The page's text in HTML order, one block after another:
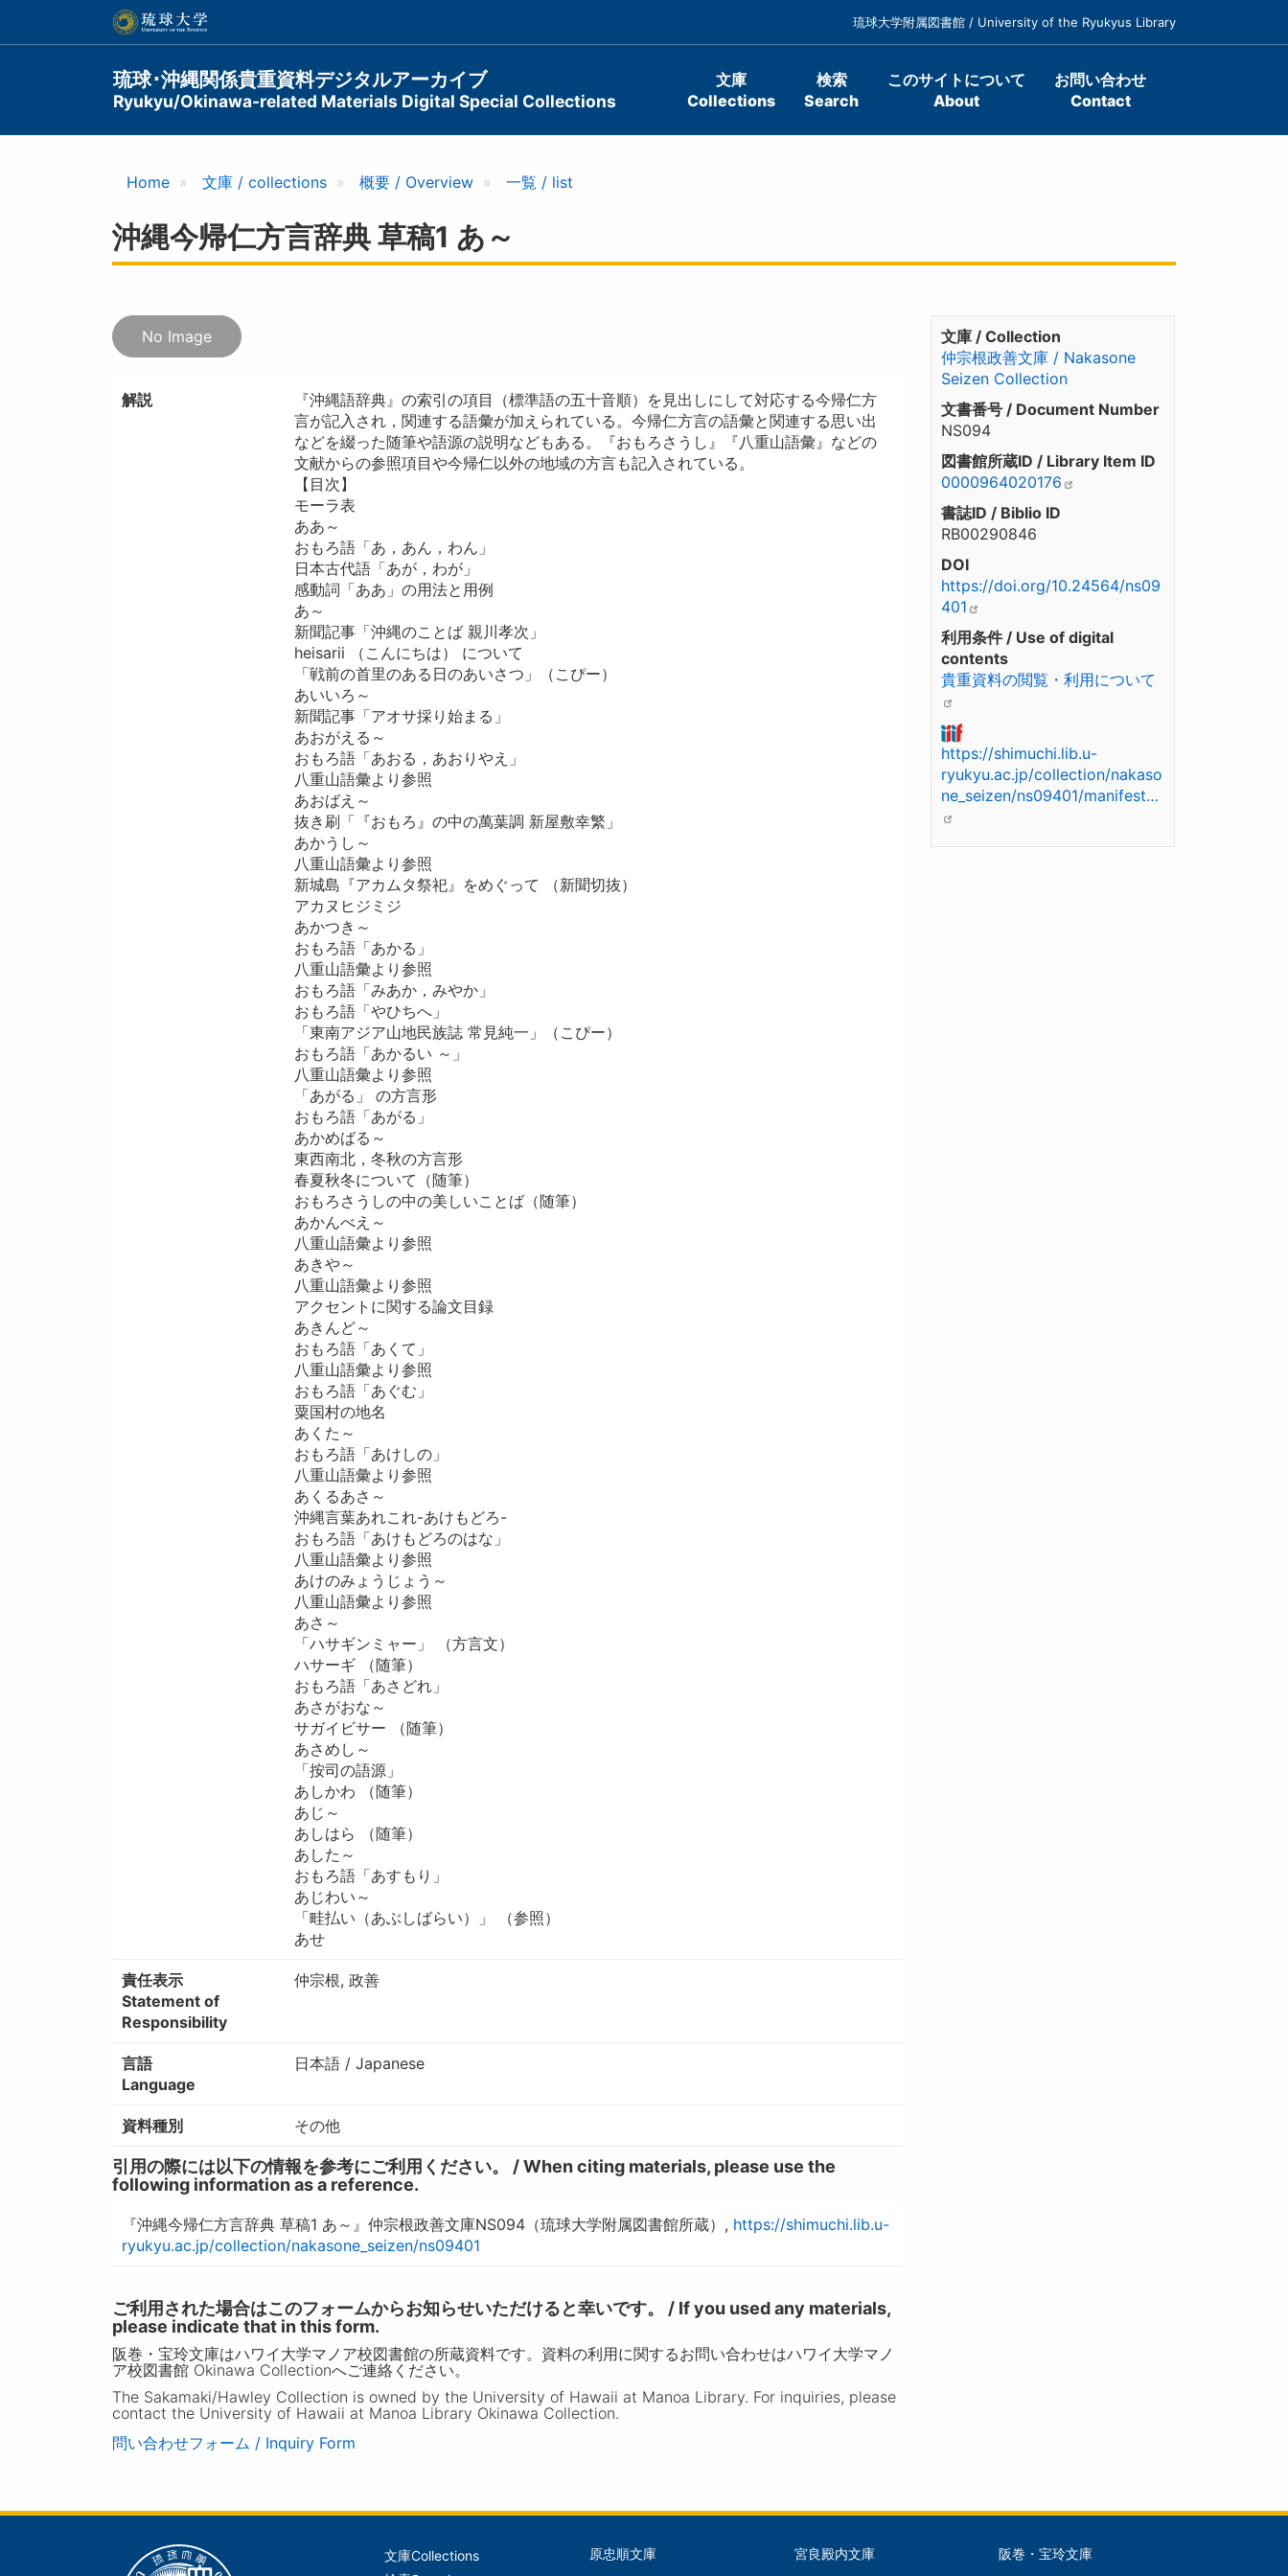
ン
琉球大学附属図書館 / University of the Ryukyus Library
琉球･沖縄関係貴重資料デジタルアーカイブ
Ryukyu/Okinawa-related Materials Digital Special Collections
Main
navigation
文庫
Collections
検索
Search
このサイトについて
About
お問い合わせ
Contact
Home 文庫 / collections 概要 / Overview 一覧 / list
沖縄今帰仁方言辞典 草稿1 あ～
No Image
解説
『沖縄語辞典』の索引の項目（標準語の五十音順）を見出しにして対応する今帰仁方
言が記入され，関連する語彙が加えられている。今帰仁方言の語彙と関連する思い出
などを綴った随筆や語源の説明などもある。『おもろさうし』『八重山語彙』などの
文献からの参照項目や今帰仁以外の地域の方言も記入されている。
【目次】
モーラ表
ああ～
おもろ語「あ，あん，わん」
日本古代語「あが，わが」
感動詞「ああ」の用法と用例
あ～
新聞記事「沖縄のことば 親川孝次」
heisarii （こんにちは） について
「戦前の首里のある日のあいさつ」（こぴー）
あいいろ～
新聞記事「アオサ採り始まる」
あおがえる～
おもろ語「あおる，あおりやえ」
八重山語彙より参照
あおばえ～
抜き刷「『おもろ』の中の萬葉調 新屋敷幸繁」
あかうし～
八重山語彙より参照
新城島『アカムタ祭祀』をめぐって （新聞切抜）
アカヌヒジミジ
あかつき～
おもろ語「あかる」
八重山語彙より参照
おもろ語「みあか，みやか」
おもろ語「やひちへ」
「東南アジア山地民族誌 常見純一」（こぴー）
おもろ語「あかるい ～」
八重山語彙より参照
「あがる」 の方言形
おもろ語「あがる」
あかめばる～
東西南北，冬秋の方言形
春夏秋冬について（随筆）
おもろさうしの中の美しいことば（随筆）
あかんべえ～
八重山語彙より参照
あきや～
八重山語彙より参照
アクセントに関する論文目録
あきんど～
おもろ語「あくて」
八重山語彙より参照
おもろ語「あぐむ」
粟国村の地名
あくた～
おもろ語「あけしの」
八重山語彙より参照
あくるあさ～
沖縄言葉あれこれ-あけもどろ-
おもろ語「あけもどろのはな」
八重山語彙より参照
あけのみょうじょう～
八重山語彙より参照
あさ～
「ハサギンミャー」 （方言文）
ハサーギ （随筆）
おもろ語「あさどれ」
あさがおな～
サガイビサー （随筆）
あさめし～
「按司の語源」
あしかわ （随筆）
あじ～
あしはら （随筆）
あした～
おもろ語「あすもり」
あじわい～
「畦払い（あぶしばらい）」 （参照）
あせ
責任表示
Statement of
Responsibility
仲宗根, 政善
言語
Language
日本語 / Japanese
資料種別 その他
引用の際には以下の情報を参考にご利用ください。 / When citing materials, please use the
following information as a reference.
『沖縄今帰仁方言辞典 草稿1 あ～』仲宗根政善文庫NS094（琉球大学附属図書館所蔵）, https://shimuchi.lib.u-
ryukyu.ac.jp/collection/nakasone_seizen/ns09401
ご利用された場合はこのフォームからお知らせいただけると幸いです。 / If you used any materials,
please indicate that in this form.
阪巻・宝玲文庫はハワイ大学マノア校図書館の所蔵資料です。資料の利用に関するお問い合わせはハワイ大学マノ
ア校図書館 Okinawa Collectionへご連絡ください。
The Sakamaki/Hawley Collection is owned by the University of Hawaii at Manoa Library. For inquiries, please
contact the University of Hawaii at Manoa Library Okinawa Collection.
問い合わせフォーム / Inquiry Form
文庫 / Collection
仲宗根政善文庫 / Nakasone
Seizen Collection
文書番号 / Document Number
NS094
図書館所蔵ID / Library Item ID
0000964020176
書誌ID / Biblio ID
RB00290846
DOI
https://doi.org/10.24564/ns09
401
利用条件 / Use of digital
contents
貴重資料の閲覧・利用について
https://shimuchi.lib.u-
ryukyu.ac.jp/collection/nakaso
ne_seizen/ns09401/manifest…
文庫Collections
原忠順文庫 宮良殿内文庫 阪巻・宝玲文庫